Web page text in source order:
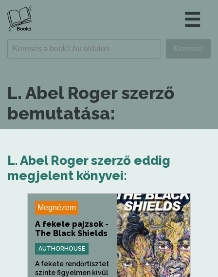
☰
L. Abel Roger szerző
bemutatása:
L. Abel Roger szerző eddig
megjelent könyvei:
Megnézem
A fekete pajzsok -
The Black Shields
AUTHORHOUSE
A fekete rendőrtisztet
szinte figyelmen kívül